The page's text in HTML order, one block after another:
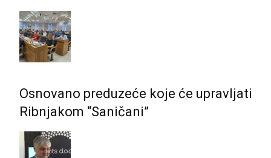
Osnovano preduzeće koje će upravljati
Ribnjakom “Saničani”